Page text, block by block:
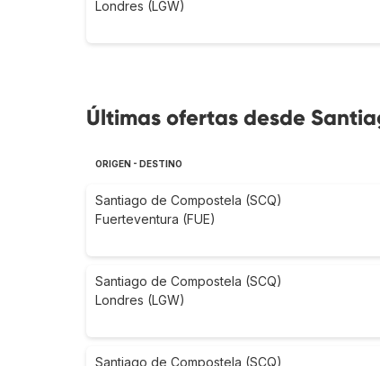
Londres (LGW)
Últimas ofertas desde
ORIGEN - DESTINO
Santiago de Compostela (SCQ)
Fuerteventura (FUE)
Santiago de Compostela (SCQ)
Londres (LGW)
Santiago de Compostela (SCQ)